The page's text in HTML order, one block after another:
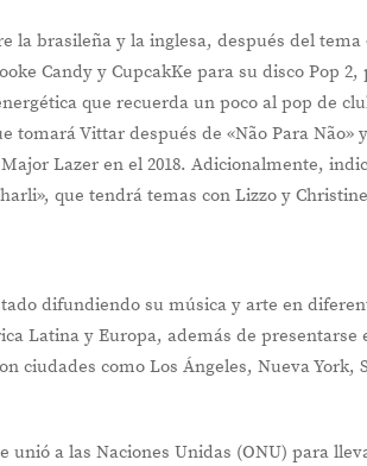
la brasileña y la inglesa, después del tema
Candy y CupcakKe para su disco Pop
que recuerda un poco al pop de
tomará Vittar después de «Não Para Não»
Lazer en el 2018. Adicionalmente,
que tendrá temas con Lizzo y
difundiendo su música y arte en
Latina y Europa, además de presentarse
ciudades como Los Ángeles, Nueva York,
unió a las Naciones Unidas (ONU) para